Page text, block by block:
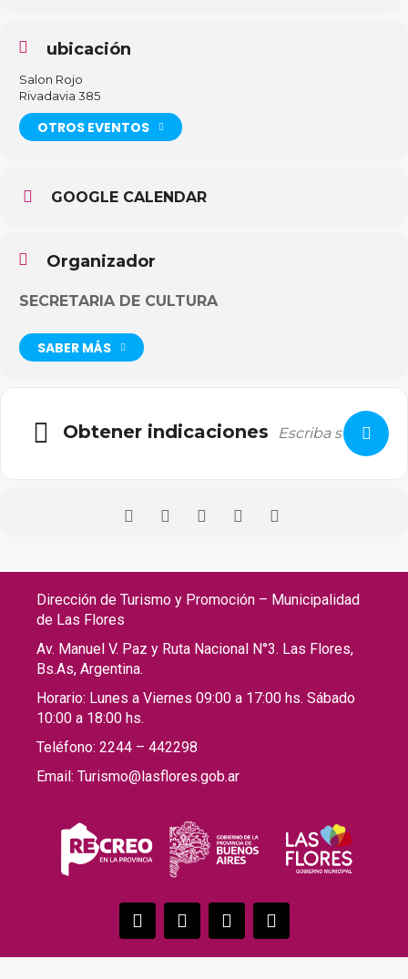
ubicación
Salon Rojo
Rivadavia 385
OTROS EVENTOS
GOOGLE CALENDAR
Organizador
SECRETARIA DE CULTURA
SABER MÁS
Obtener indicaciones
Dirección de Turismo y Promoción – Municipalidad
de Las Flores
Av. Manuel V. Paz y Ruta Nacional N°3. Las Flores,
Bs.As, Argentina.
Horario: Lunes a Viernes 09:00 a 17:00 hs. Sábado
10:00 a 18:00 hs.
Teléfono: 2244 – 442298
Email: Turismo@lasflores.gob.ar